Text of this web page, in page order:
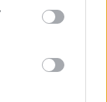
You may click to
party tags to
in below Google